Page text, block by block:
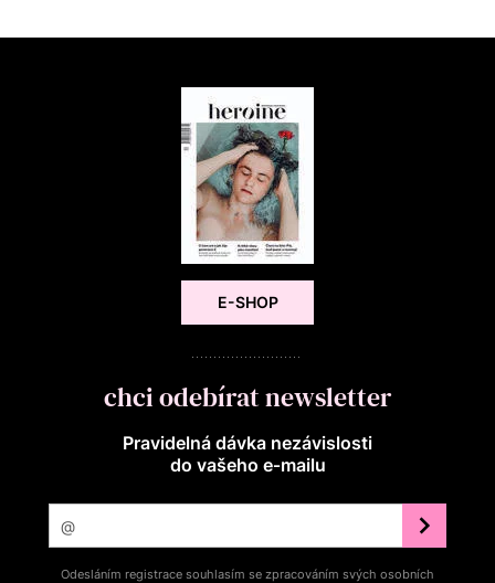
E-SHOP
chci odebírat newsletter
Pravidelná dávka nezávislosti
do vašeho e‑mailu
Odesláním registrace souhlasím se zpracováním svých osobních